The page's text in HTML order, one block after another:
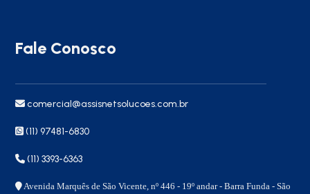
Fale Conosco
comercial@assisnetsolucoes.com.br
(11) 97481-6830
(11) 3393-6363
Avenida Marquês de São Vicente, nº 446 - 19º andar - Barra Funda - São